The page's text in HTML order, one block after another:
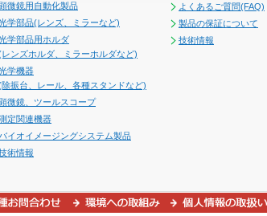
微鏡用自動化製品
学部品(レンズ、ミラーなど)
学部品用ホルダ
レンズホルダ、ミラーホルダなど)
学機器
除振台、レール、各種スタンドなど)
微鏡、ツールスコープ
定関連機器
イオイメージングシステム製品
術情報
よくあるご質問(FAQ)
製品の保証について
技術情報